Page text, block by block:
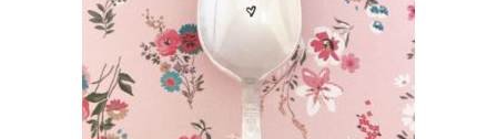
35,00
AJOUTER AU PANIER